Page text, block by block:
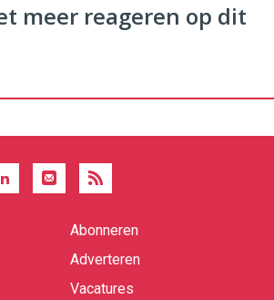
meer reageren op dit
Abonneren
Adverteren
Vacatures